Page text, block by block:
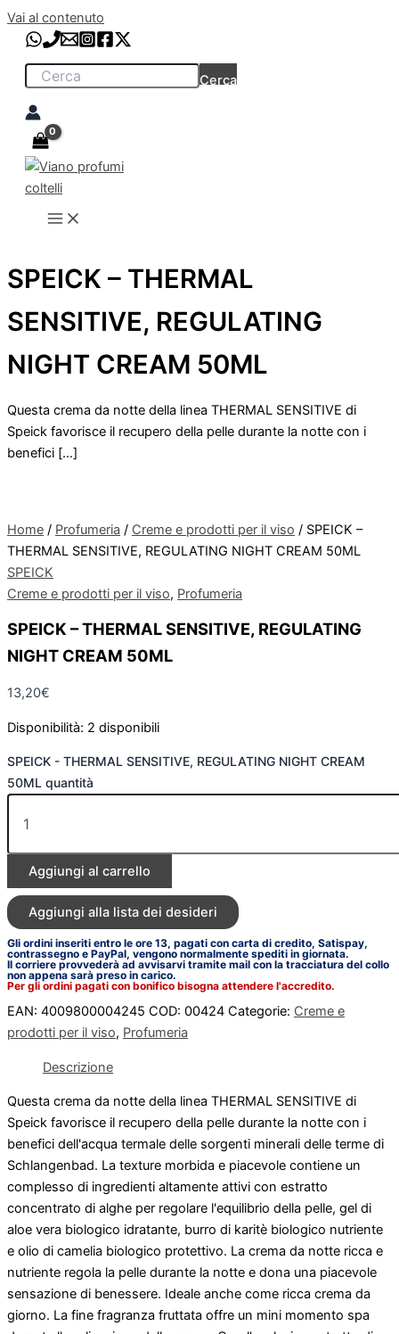
Vai al contenuto
Cerca
SPEICK – THERMAL
SENSITIVE, REGULATING
NIGHT CREAM 50ML
Questa crema da notte della linea THERMAL SENSITIVE di
Speick favorisce il recupero della pelle durante la notte con i
benefici […]
Home / Profumeria / Creme e prodotti per il viso / SPEICK –
THERMAL SENSITIVE, REGULATING NIGHT CREAM 50ML
SPEICK
Creme e prodotti per il viso, Profumeria
SPEICK – THERMAL SENSITIVE, REGULATING
NIGHT CREAM 50ML
13,20€
Disponibilità: 2 disponibili
SPEICK - THERMAL SENSITIVE, REGULATING NIGHT CREAM
50ML quantità
Aggiungi al carrello
Aggiungi alla lista dei desideri
Gli ordini inseriti entro le ore 13, pagati con carta di credito, Satispay,
contrassegno e PayPal, vengono normalmente spediti in giornata.
Il corriere provvederà ad avvisarvi tramite mail con la tracciatura del collo
non appena sarà preso in carico.
Per gli ordini pagati con bonifico bisogna attendere l'accredito.
EAN: 4009800004245 COD: 00424 Categorie: Creme e
prodotti per il viso, Profumeria
Descrizione
Questa crema da notte della linea THERMAL SENSITIVE di
Speick favorisce il recupero della pelle durante la notte con i
benefici dell'acqua termale delle sorgenti minerali delle terme di
Schlangenbad. La texture morbida e piacevole contiene un
complesso di ingredienti altamente attivi con estratto
concentrato di alghe per regolare l'equilibrio della pelle, gel di
aloe vera biologico idratante, burro di karitè biologico nutriente
e olio di camelia biologico protettivo. La crema da notte ricca e
nutriente regola la pelle durante la notte e dona una piacevole
sensazione di benessere. Ideale anche come ricca crema da
giorno. La fine fragranza fruttata offre un mini momento spa